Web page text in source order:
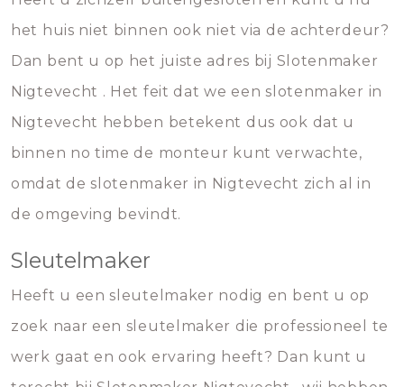
het huis niet binnen ook niet via de achterdeur?
Dan bent u op het juiste adres bij Slotenmaker
Nigtevecht . Het feit dat we een slotenmaker in
Nigtevecht hebben betekent dus ook dat u
binnen no time de monteur kunt verwachte,
omdat de slotenmaker in Nigtevecht zich al in
de omgeving bevindt.
Sleutelmaker
Heeft u een sleutelmaker nodig en bent u op
zoek naar een sleutelmaker die professioneel te
werk gaat en ook ervaring heeft? Dan kunt u